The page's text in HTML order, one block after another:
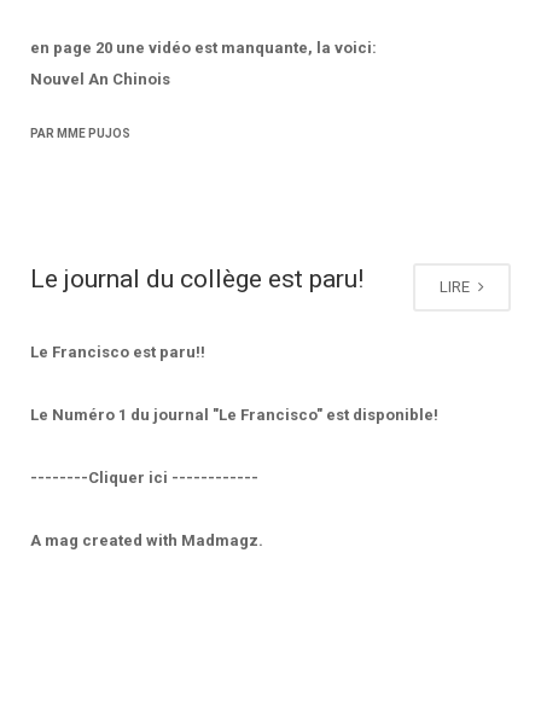
en page 20 une vidéo est manquante, la voici:
Nouvel An Chinois
PAR MME PUJOS
LIRE
Le journal du collège est paru!
Le Francisco est paru!!
Le Numéro 1 du journal "Le Francisco" est disponible!
--------Cliquer ici ------------
A mag created with Madmagz.